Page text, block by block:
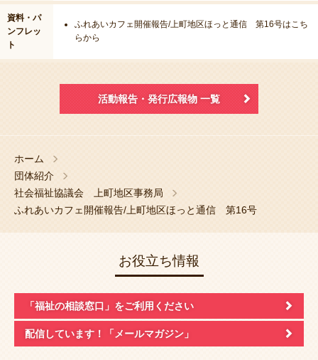
資料・パ
ンフレッ
ト
ふれあいカフェ開催報告/上町地区ほっと通信 第16号はこち
らから
活動報告・発行広報物 一覧
ホーム
団体紹介
社会福祉協議会 上町地区事務局
ふれあいカフェ開催報告/上町地区ほっと通信 第16号
お役立ち情報
「福祉の相談窓口」 をご利用ください
配信しています！ 「メールマガジン」